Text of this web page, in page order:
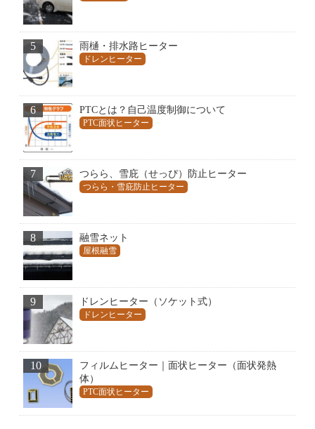
5 雨樋・排水路ヒーター
ドレンヒーター
6 PTCとは？自己温度制御について
PTC面状ヒーター
7 つらら、雪庇（せっぴ）防止ヒーター
つらら・雪庇防止ヒーター
8 融雪ネット
屋根融雪
9 ドレンヒーター（ソケット式）
ドレンヒーター
10
フィルムヒーター｜面状ヒーター（面状発熱
体）
PTC面状ヒーター